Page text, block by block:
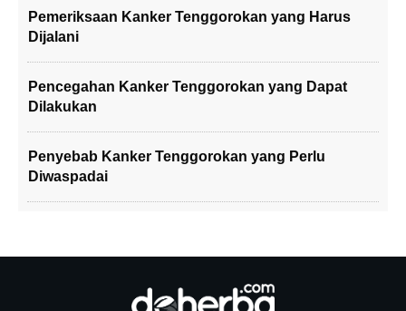
Pemeriksaan Kanker Tenggorokan yang Harus
Dijalani
Pencegahan Kanker Tenggorokan yang Dapat
Dilakukan
Penyebab Kanker Tenggorokan yang Perlu
Diwaspadai